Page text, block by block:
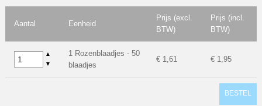
Aantal Eenheid
Prijs (excl.
BTW)
Prijs (incl.
BTW)
▲
▼
1 Rozenblaadjes - 50
blaadjes
€ 1,61 € 1,95
BESTEL